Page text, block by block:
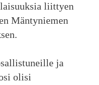
liittyen
Mäntyniemen
ja
olisi